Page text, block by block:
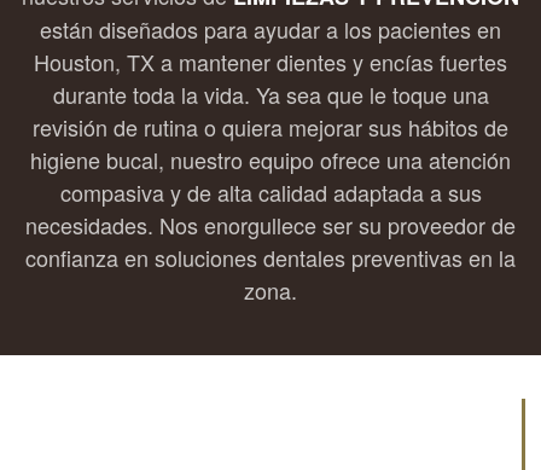
están diseñados para ayudar a los pacientes en
Houston, TX a mantener dientes y encías fuertes
durante toda la vida. Ya sea que le toque una
revisión de rutina o quiera mejorar sus hábitos de
higiene bucal, nuestro equipo ofrece una atención
compasiva y de alta calidad adaptada a sus
necesidades. Nos enorgullece ser su proveedor de
confianza en soluciones dentales preventivas en la
zona.